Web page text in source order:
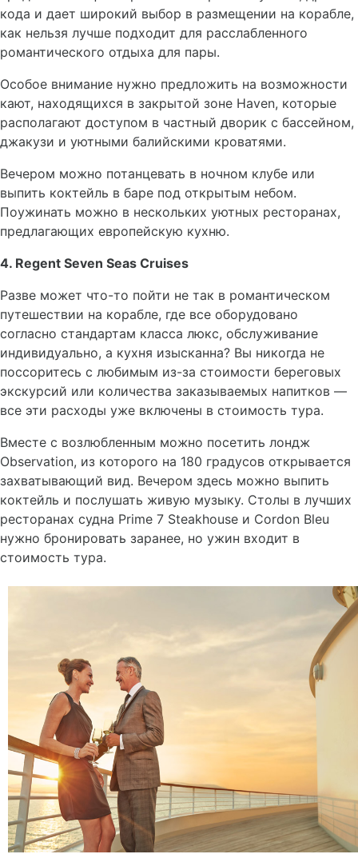
кода и дает широкий выбор в размещении на корабле,
как нельзя лучше подходит для расслабленного
романтического отдыха для пары.
Особое внимание нужно предложить на возможности
кают, находящихся в закрытой зоне Haven, которые
располагают доступом в частный дворик с бассейном,
джакузи и уютными балийскими кроватями.
Вечером можно потанцевать в ночном клубе или
выпить коктейль в баре под открытым небом.
Поужинать можно в нескольких уютных ресторанах,
предлагающих европейскую кухню.
4. Regent Seven Seas Cruises
Разве может что-то пойти не так в романтическом
путешествии на корабле, где все оборудовано
согласно стандартам класса люкс, обслуживание
индивидуально, а кухня изысканна? Вы никогда не
поссоритесь с любимым из-за стоимости береговых
экскурсий или количества заказываемых напитков —
все эти расходы уже включены в стоимость тура.
Вместе с возлюбленным можно посетить лондж
Observation, из которого на 180 градусов открывается
захватывающий вид. Вечером здесь можно выпить
коктейль и послушать живую музыку. Столы в лучших
ресторанах судна Prime 7 Steakhouse и Cordon Bleu
нужно бронировать заранее, но ужин входит в
стоимость тура.